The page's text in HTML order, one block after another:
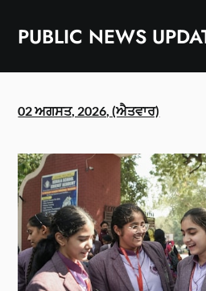
contentPUBLIC NEWS
02 ਅਗਸਤ, 2026, (ਐਤਵਾਰ)